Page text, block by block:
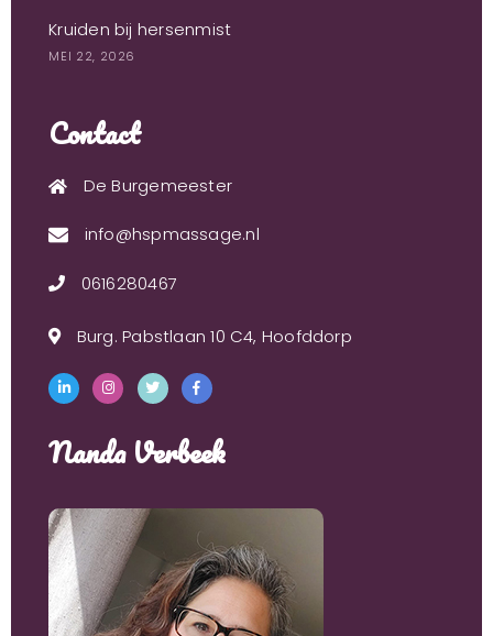
Kruiden bij hersenmist
MEI 22, 2026
Contact
De Burgemeester
info@hspmassage.nl
0616280467
Burg. Pabstlaan 10 C4, Hoofddorp
Nanda Verbeek